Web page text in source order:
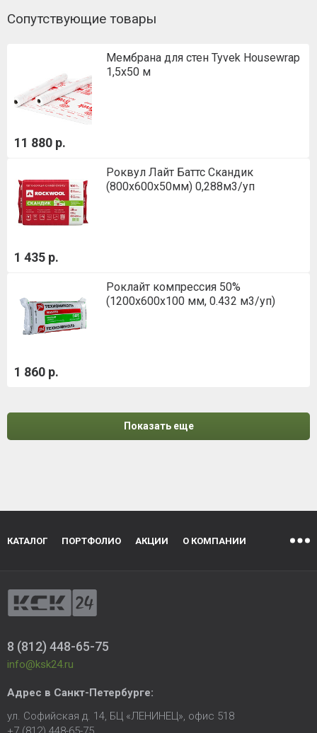
Сопутствующие товары
Мембрана для стен Tyvek Housewrap
1,5х50 м
11 880 р.
Роквул Лайт Баттс Скандик
(800х600х50мм) 0,288м3/уп
1 435 р.
Роклайт компрессия 50%
(1200х600х100 мм, 0.432 м3/уп)
1 860 р.
Показать еще
КАТАЛОГ ПОРТФОЛИО АКЦИИ О КОМПАНИИ
8 (812) 448-65-75
info@ksk24.ru
Адрес в Санкт-Петербурге:
ул. Софийская д. 14, БЦ «ЛЕНИНЕЦ», офис 518